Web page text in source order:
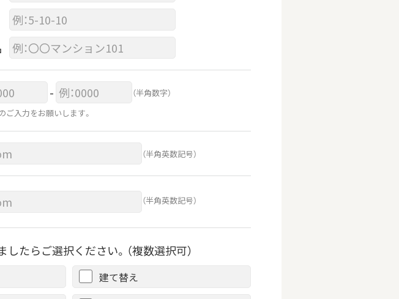
-
（半角数字）
入力をお願いします。
（半角英数記号）
（半角英数記号）
たらご選択ください。（複数選択可）
建て替え